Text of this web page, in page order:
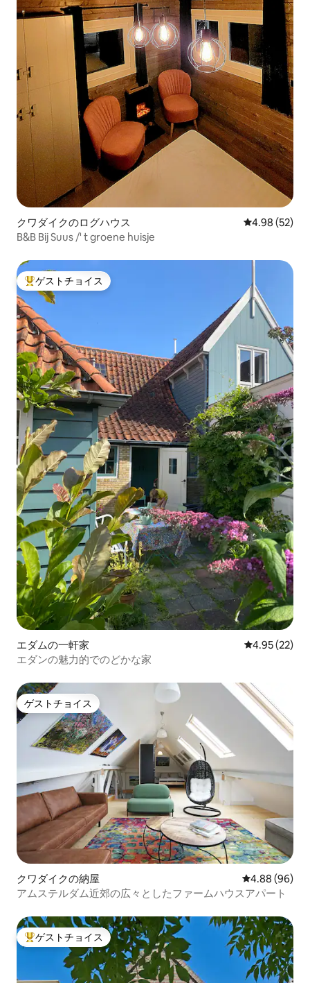
クワダイクのログハウス レビュー52
4.98 (52)
B&B Bij Suus /' t groene huisje
大好評のゲストチョイスです。
ゲストチョイス
エダムの一軒家 レビュー22
4.95 (22)
エダンの魅力的でのどかな家
ゲストチョイス
ゲストチョイス
クワダイクの納屋 レビュー96件
4.88 (96)
アムステルダム近郊の広々としたファームハウスアパート
大好評のゲストチョイスです。
ゲストチョイス